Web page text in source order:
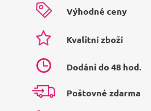
Výhodné ceny
Kvalitní zboží
Dodání do 48 hod.
Poštovné zdarma